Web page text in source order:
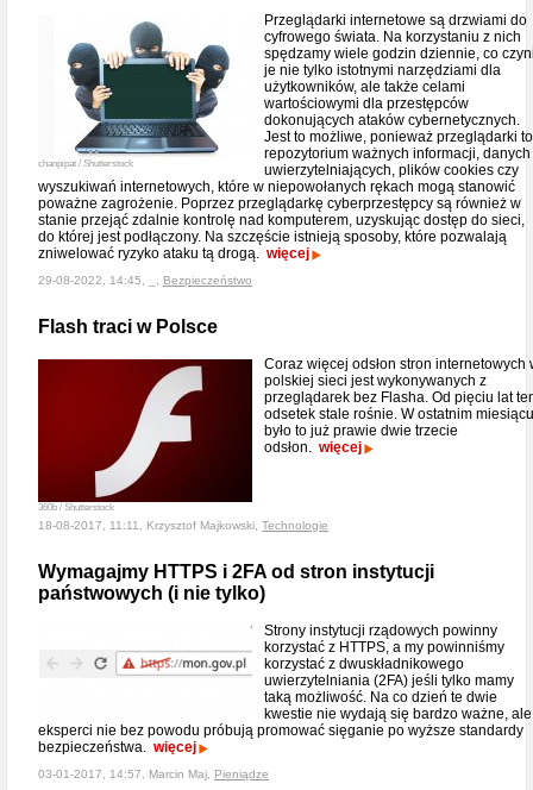
chanpipat / Shutterstock
Przeglądarki internetowe są drzwiami do
cyfrowego świata. Na korzystaniu z nich
spędzamy wiele godzin dziennie, co
je nie tylko istotnymi narzędziami dla
użytkowników, ale także celami
wartościowymi dla przestępców
dokonujących ataków cybernetycznych.
Jest to możliwe, ponieważ przeglądarki to
repozytorium ważnych informacji, danych
uwierzytelniających, plików cookies czy
wyszukiwań internetowych, które w niepowołanych rękach mogą stanowić
poważne zagrożenie. Poprzez przeglądarkę cyberprzestępcy są również w
stanie przejąć zdalnie kontrolę nad komputerem, uzyskując dostęp do sieci,
do której jest podłączony. Na szczęście istnieją sposoby, które pozwalają
zniwelować ryzyko ataku tą drogą. więcej
29-08-2022, 14:45, _, Bezpieczeństwo
Flash traci w Polsce
360b / Shutterstock
Coraz więcej odsłon stron internetowych
polskiej sieci jest wykonywanych z
przeglądarek bez Flasha. Od pięciu lat
odsetek stale rośnie. W ostatnim miesiącu
było to już prawie dwie trzecie
odsłon. więcej
18-08-2017, 11:11, Krzysztof Majkowski, Technologie
Wymagajmy HTTPS i 2FA od stron instytucji
państwowych (i nie tylko)
Strony instytucji rządowych powinny
korzystać z HTTPS, a my powinniśmy
korzystać z dwuskładnikowego
uwierzytelniania (2FA) jeśli tylko mamy
taką możliwość. Na co dzień te dwie
kwestie nie wydają się bardzo ważne, ale
eksperci nie bez powodu próbują promować sięganie po wyższe standardy
bezpieczeństwa. więcej
03-01-2017, 14:57, Marcin Maj, Pieniądze